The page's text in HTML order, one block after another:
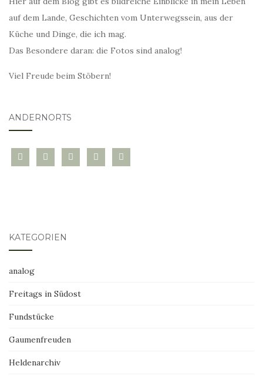
auf dem Lande, Geschichten vom Unterwegssein, aus der
Küche und Dinge, die ich mag.
Das Besondere daran: die Fotos sind analog!
Viel Freude beim Stöbern!
ANDERNORTS
bloglovininstagramtwitter pinterest
mail
KATEGORIEN
analog
Freitags in Südost
Fundstücke
Gaumenfreuden
Heldenarchiv